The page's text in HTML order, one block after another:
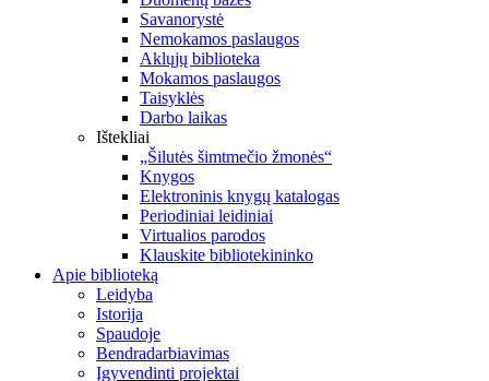
Savanorystė
Nemokamos paslaugos
Aklųjų biblioteka
Mokamos paslaugos
Taisyklės
Darbo laikas
Ištekliai
„Šilutės šimtmečio žmonės“
Knygos
Elektroninis knygų katalogas
Periodiniai leidiniai
Virtualios parodos
Klauskite bibliotekininko
Apie biblioteką
Leidyba
Istorija
Spaudoje
Bendradarbiavimas
Įgyvendinti projektai